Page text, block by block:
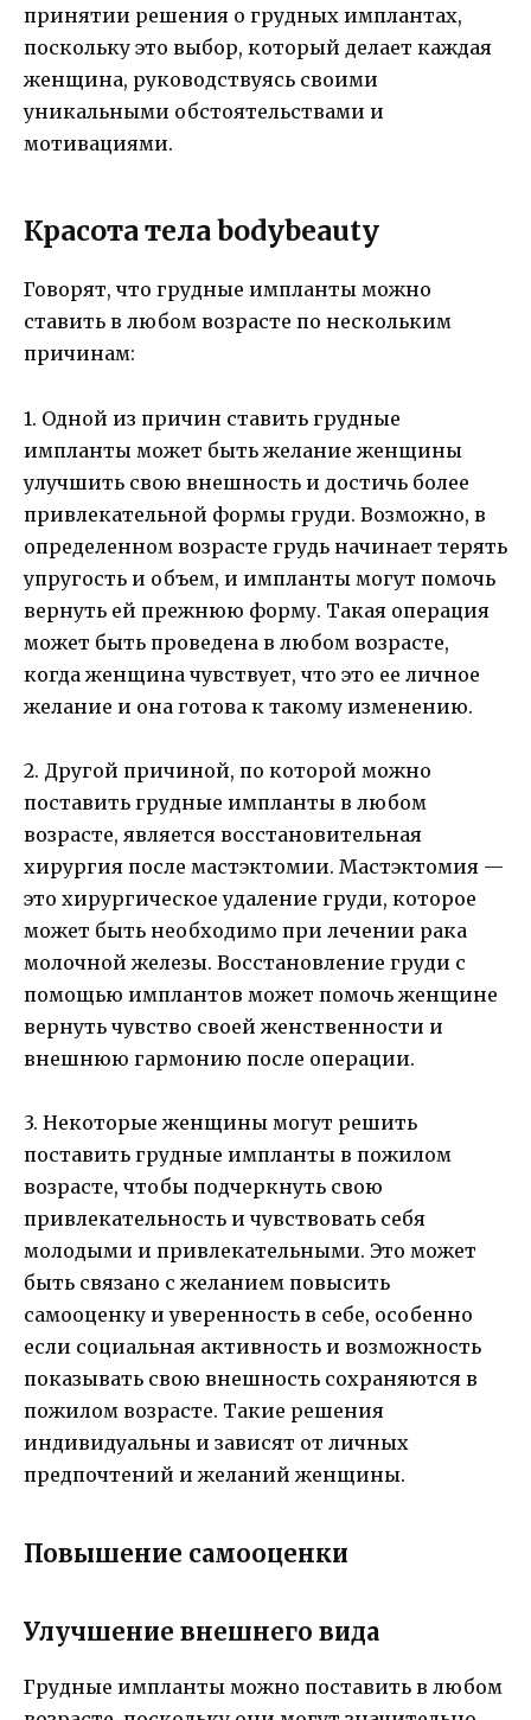
принятии решения о грудных имплантах,
поскольку это выбор, который делает каждая
женщина, руководствуясь своими
уникальными обстоятельствами и
мотивациями.
Красота тела bodybeauty
Говорят, что грудные импланты можно
ставить в любом возрасте по нескольким
причинам:
1. Одной из причин ставить грудные
импланты может быть желание женщины
улучшить свою внешность и достичь более
привлекательной формы груди. Возможно, в
определенном возрасте грудь начинает терять
упругость и объем, и импланты могут помочь
вернуть ей прежнюю форму. Такая операция
может быть проведена в любом возрасте,
когда женщина чувствует, что это ее личное
желание и она готова к такому изменению.
2. Другой причиной, по которой можно
поставить грудные импланты в любом
возрасте, является восстановительная
хирургия после мастэктомии. Мастэктомия —
это хирургическое удаление груди, которое
может быть необходимо при лечении рака
молочной железы. Восстановление груди с
помощью имплантов может помочь женщине
вернуть чувство своей женственности и
внешнюю гармонию после операции.
3. Некоторые женщины могут решить
поставить грудные импланты в пожилом
возрасте, чтобы подчеркнуть свою
привлекательность и чувствовать себя
молодыми и привлекательными. Это может
быть связано с желанием повысить
самооценку и уверенность в себе, особенно
если социальная активность и возможность
показывать свою внешность сохраняются в
пожилом возрасте. Такие решения
индивидуальны и зависят от личных
предпочтений и желаний женщины.
Повышение самооценки
Улучшение внешнего вида
Грудные импланты можно поставить в любом